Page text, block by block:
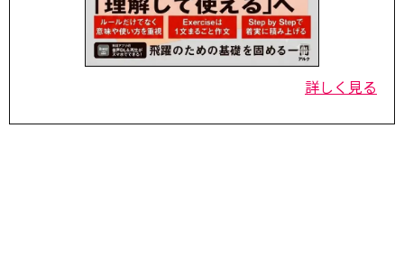
詳しく見る